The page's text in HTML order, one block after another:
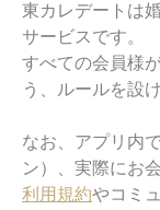
東カレデートは
サービスです。
すべての会員様
う、ルールを設
なお、アプリ内
ン）、実際にお
利用規約やコミ